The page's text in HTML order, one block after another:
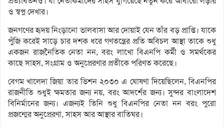
ও স্বপ্ন দেখার।
জনগণের হৃদয় নিংড়ানো ভালবাসা আর দোয়াই যেন তাঁর বড় প্রাপ্তি। যাকে
পুঁজি করেই সাড়ে চার দশক ধরে গণতন্ত্রের প্রতি অবিচল আস্থা তাকে শুধু
একজন রাজনৈতিক নেতা নন, বরং লাখো বিএনপি কর্মী ও সমর্থকের
কাছে সাহস, সংগ্রাম ও অনুপ্রেরণার প্রতীকে পরিণত করেছে।
বেগম খালেদা জিয়া তার ভিশন ২০৩০ এ ঘোষণা দিয়েছিলেন, বিএনপির
রাজনীতি শুধুই ক্ষমতার জন্য নয়, বরং আদর্শের জন্য। সুন্দর বাংলাদেশ
বিনির্মানের জন্য। এজন্যই তিনি শুধু বিএনপির নেতা নন বরং পুরো
প্রজন্মের অনুপ্রেরণা, সাহস আর আস্থার বাতিঘর।